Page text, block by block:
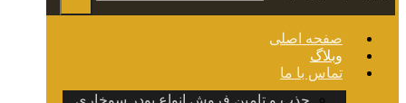
صفحه اصلی
وبلاگ
تماس با ما
جذب و تامین فروش انواع پودر سوخاری